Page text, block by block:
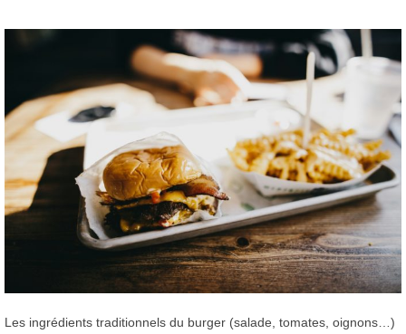
Les ingrédients traditionnels du burger (salade, tomates, oignons…)